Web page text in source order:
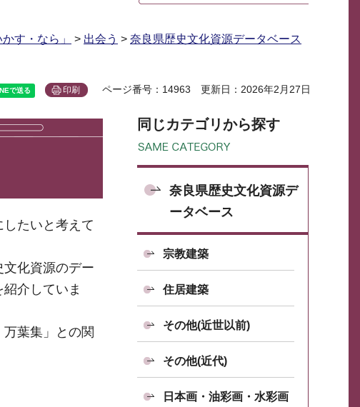
す・なら」 > 出会う > 奈良県歴史文化資源データベース
印刷 ページ番号：14963 更新日：2026年2月27日
たいと考えて
化資源のデー
介していま
葉集」との関
同じカテゴリから探す
奈良県歴史文化資源デ
ータベース
宗教建築
住居建築
その他(近世以前)
その他(近代)
日本画・油彩画・水彩画